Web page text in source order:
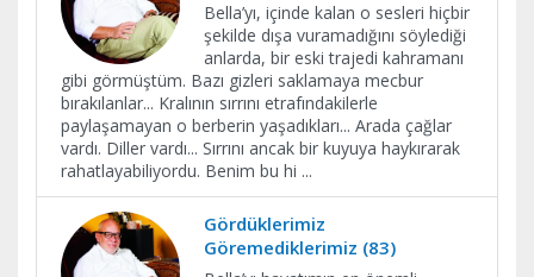
Bella’yı, içinde kalan o sesleri hiçbir
şekilde dışa vuramadığını söylediği
anlarda, bir eski trajedi kahramanı
gibi görmüştüm. Bazı gizleri saklamaya mecbur
bırakılanlar... Kralının sırrını etrafındakilerle
paylaşamayan o berberin yaşadıkları... Arada çağlar
vardı. Diller vardı... Sırrını ancak bir kuyuya haykırarak
rahatlayabiliyordu. Benim bu hi ...
Gördüklerimiz
Göremediklerimiz (83)